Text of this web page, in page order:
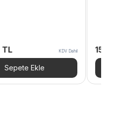
TL KDV Dahil
Sepete Ekle